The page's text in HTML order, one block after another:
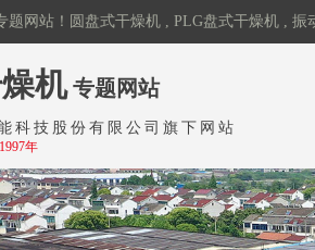
网站！圆盘式干燥机 , PLG盘式干燥机 ,
机专题网站
科技股份有限公司旗下网站
年